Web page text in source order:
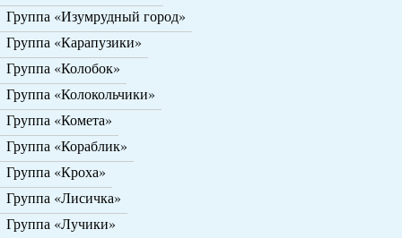
Группа «Изумрудный город»
Группа «Карапузики»
Группа «Колобок»
Группа «Колокольчики»
Группа «Комета»
Группа «Кораблик»
Группа «Кроха»
Группа «Лисичка»
Группа «Лучики»